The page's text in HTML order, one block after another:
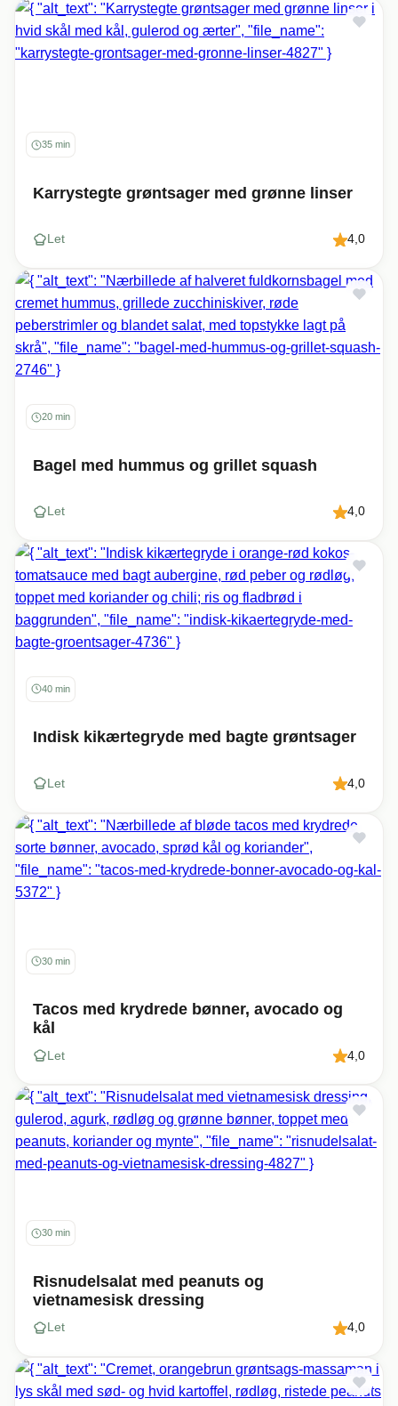
35 min
Karrystegte grøntsager med grønne linser
Let 4,0
20 min
Bagel med hummus og grillet squash
Let 4,0
40 min
Indisk kikærtegryde med bagte grøntsager
Let 4,0
30 min
Tacos med krydrede bønner, avocado og
kål
Let 4,0
30 min
Risnudelsalat med peanuts og
vietnamesisk dressing
Let 4,0